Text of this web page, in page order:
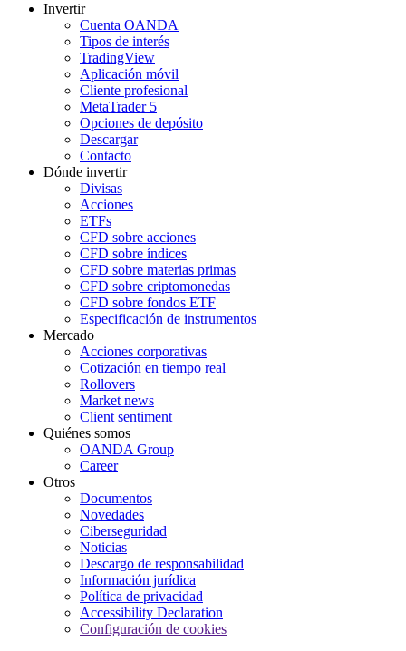
Invertir
Cuenta OANDA
Tipos de interés
TradingView
Aplicación móvil
Cliente profesional
MetaTrader 5
Opciones de depósito
Descargar
Contacto
Dónde invertir
Divisas
Acciones
ETFs
CFD sobre acciones
CFD sobre índices
CFD sobre materias primas
CFD sobre criptomonedas
CFD sobre fondos ETF
Especificación de instrumentos
Mercado
Acciones corporativas
Cotización en tiempo real
Rollovers
Market news
Client sentiment
Quiénes somos
OANDA Group
Career
Otros
Documentos
Novedades
Ciberseguridad
Noticias
Descargo de responsabilidad
Información jurídica
Política de privacidad
Accessibility Declaration
Configuración de cookies